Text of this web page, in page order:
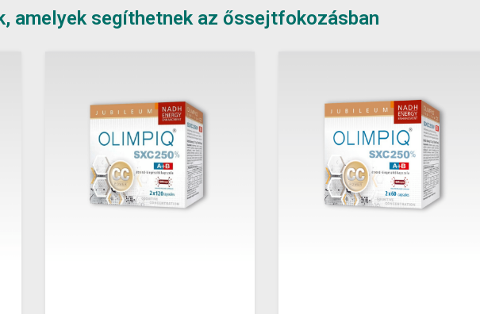
amelyek segíthetnek az őssejtfokozásban